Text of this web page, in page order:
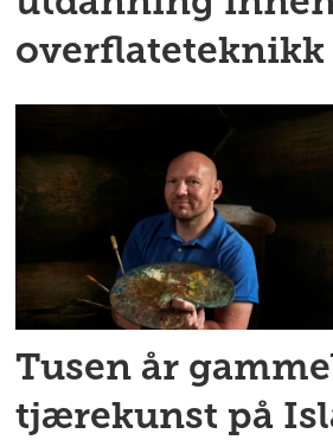
overflateteknikk
Tusen år
tjærekunst på